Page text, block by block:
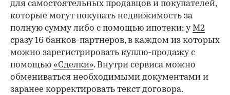
для самостоятельных продавцов и покупателей,
которые могут покупать недвижимость за
полную сумму либо с помощью ипотеки: у М2
сразу 16 банков-партнеров, в каждом из которых
можно зарегистрировать куплю-продажу с
помощью «Сделки». Внутри сервиса можно
обмениваться необходимыми документами и
заранее корректировать текст договора.